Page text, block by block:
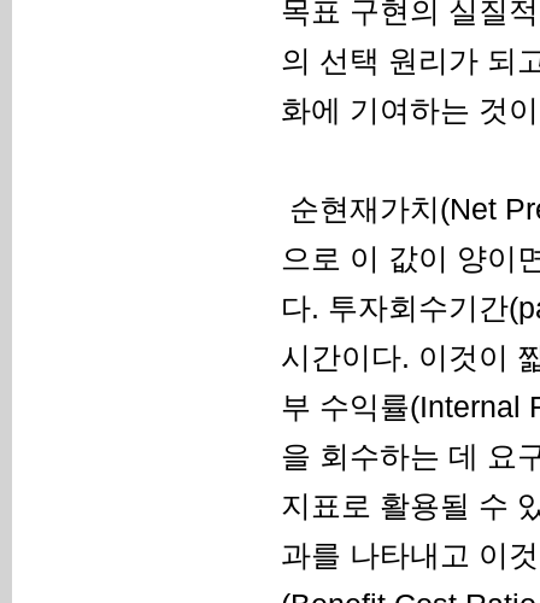
목표 구현의 실질
의 선택 원리가 되
화에 기여하는 것
순현재가치(Net
으로 이 값이 양이
다. 투자회수기간
시간이다. 이것이
부 수익률(Internal
을 회수하는 데 요
지표로 활용될 수
과를 나타내고 이